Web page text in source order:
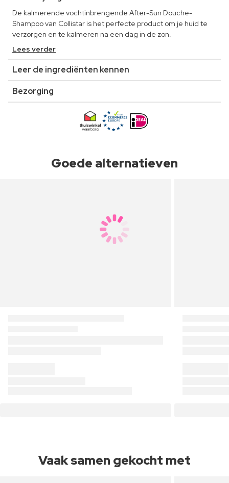
De kalmerende vochtinbrengende After-Sun Douche-
Shampoo van Collistar is het perfecte product om je huid te
verzorgen en te kalmeren na een dag in de zon.
Lees verder
Leer de ingrediënten kennen
Bezorging
Goede alternatieven
Vaak samen gekocht met